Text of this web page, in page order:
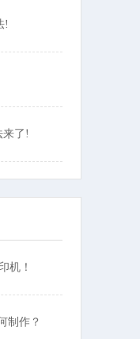
!
来了!
机！
制作？